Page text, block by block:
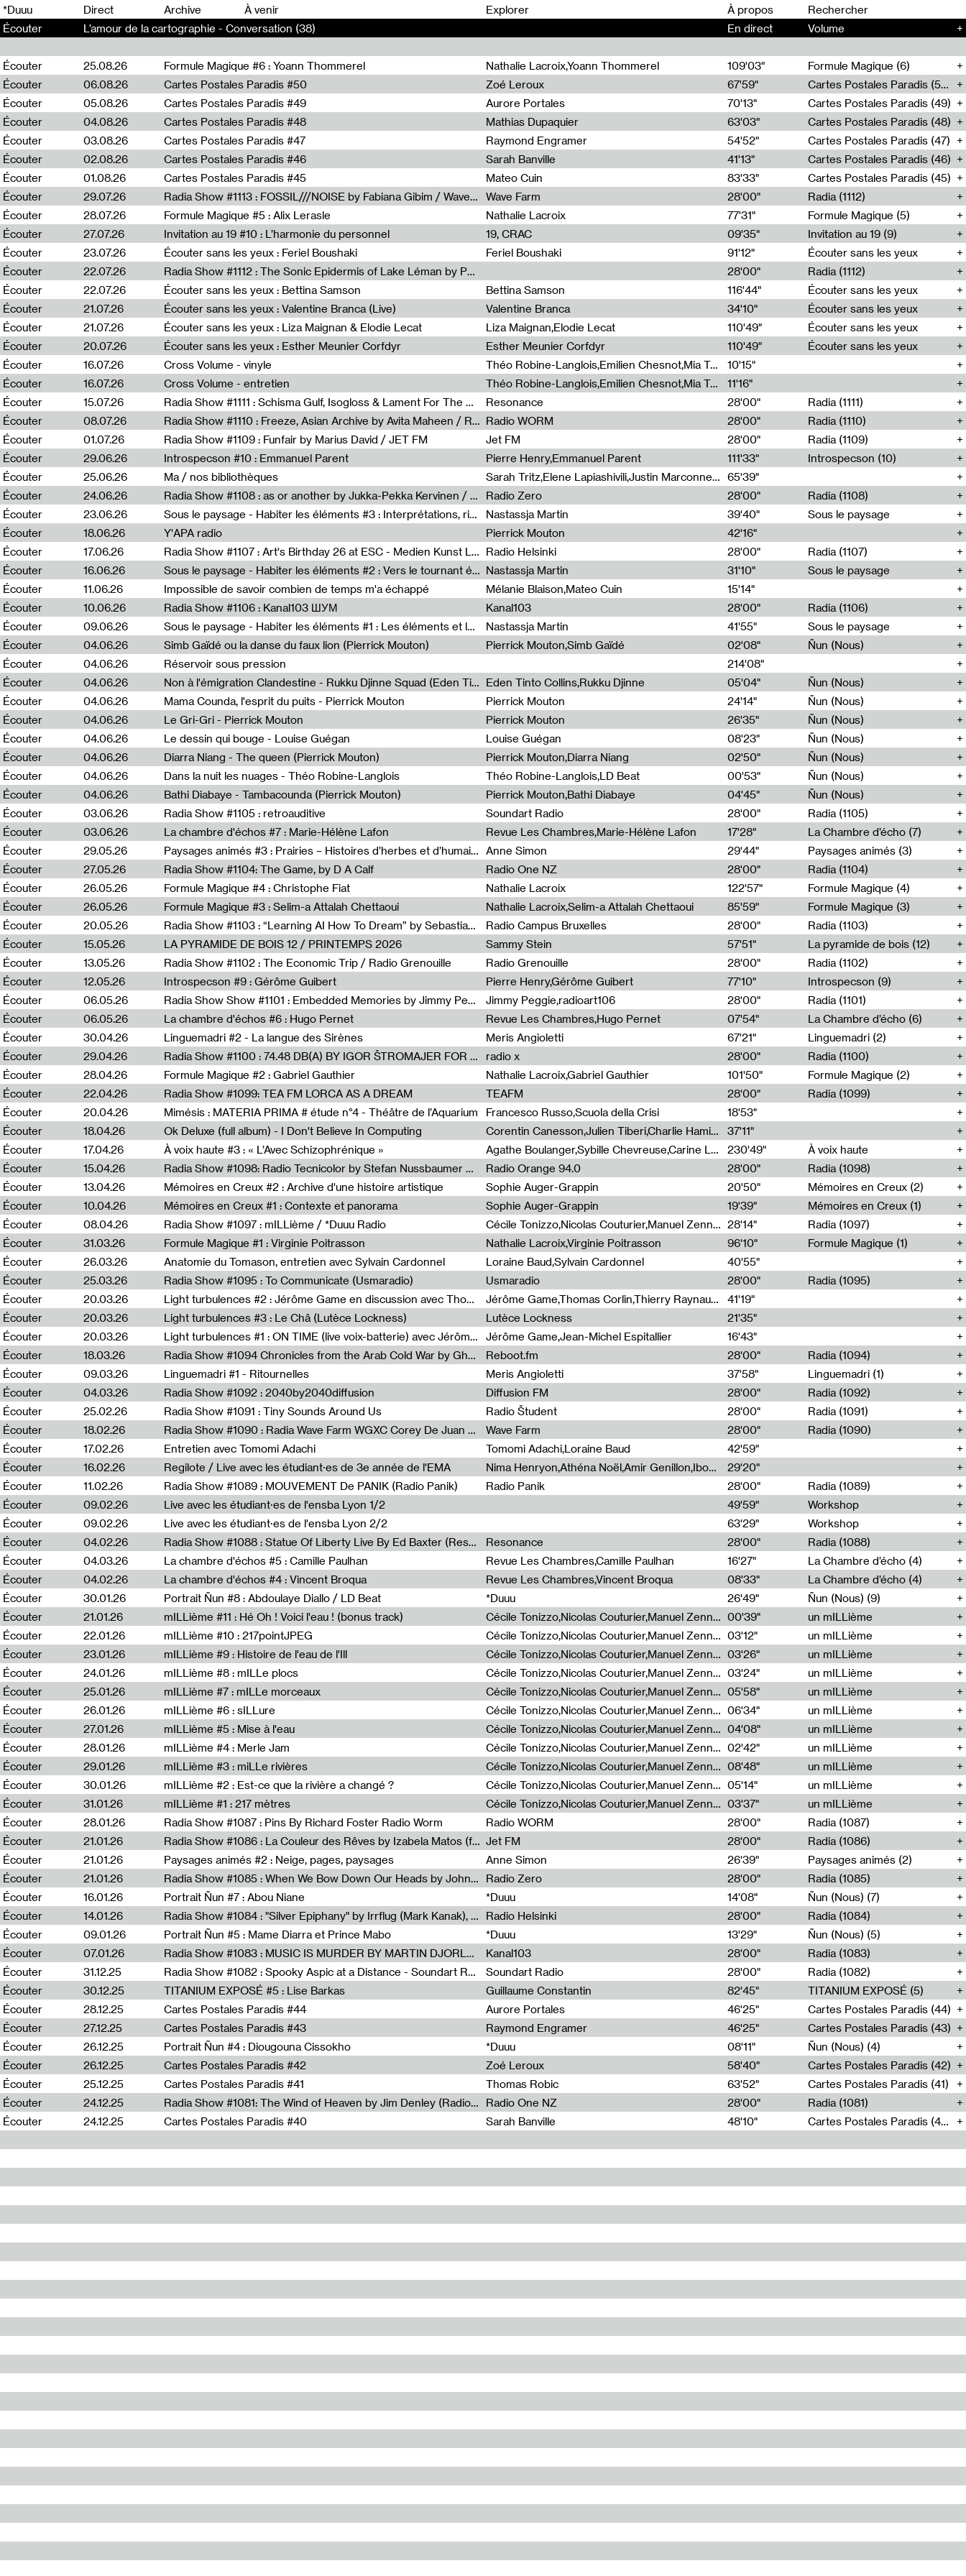
*Duuu Direct Archive À venir Explorer
À propos
Écouter
L’amour de la cartographie - Conversation (38) En direct Volume +
Écouter 25.08.26 Formule Magique #6 : Yoann Thommerel Nathalie Lacroix,Yoann Thommerel 109'03"
Formule Magique (6)
Écouter
06.08.26 Cartes Postales Paradis #50 Zoé Leroux 67'59"
Cartes Postales Paradis (50)
Écouter
05.08.26 Cartes Postales Paradis #49 Aurore Portales 70'13"
Cartes Postales Paradis (49)
Écouter
04.08.26 Cartes Postales Paradis #48 Mathias Dupaquier 63'03"
Cartes Postales Paradis (48)
Écouter
03.08.26 Cartes Postales Paradis #47 Raymond Engramer 54'52"
Cartes Postales Paradis (47)
Écouter
02.08.26 Cartes Postales Paradis #46 Sarah Banville 41'13"
Cartes Postales Paradis (46)
Écouter
01.08.26 Cartes Postales Paradis #45 Mateo Cuin 83'33"
Cartes Postales Paradis (45)
Écouter
29.07.26 Radia Show #1113 : FOSSIL///NOISE by Fabiana Gibim / Wave Farm Wave Farm 28'00"
Radia (1112)
Écouter
28.07.26 Formule Magique #5 : Alix Lerasle Nathalie Lacroix 77'31"
Formule Magique (5)
Écouter
27.07.26 Invitation au 19 #10 : L’harmonie du personnel 19, CRAC 09'35"
Invitation au 19 (9)
Écouter
23.07.26 Écouter sans les yeux : Feriel Boushaki Feriel Boushaki 91'12"
Écouter sans les yeux
Écouter
22.07.26 Radia Show #1112 : The Sonic Epidermis of Lake Léman by Paul Courlet / Guest Slot 28'00"
Radia (1112)
Écouter
22.07.26 Écouter sans les yeux : Bettina Samson Bettina Samson 116'44"
Écouter sans les yeux
Écouter
21.07.26 Écouter sans les yeux : Valentine Branca (Live) Valentine Branca 34'10"
Écouter sans les yeux
Écouter
21.07.26 Écouter sans les yeux : Liza Maignan & Elodie Lecat Liza Maignan,Elodie Lecat 110'49"
Écouter sans les yeux
Écouter
20.07.26 Écouter sans les yeux : Esther Meunier Corfdyr Esther Meunier Corfdyr 110'49"
Écouter sans les yeux
Écouter
16.07.26 Cross Volume - vinyle Théo Robine-Langlois,Emilien Chesnot,Mia Trabalon
10'15"
Écouter
16.07.26 Cross Volume - entretien Théo Robine-Langlois,Emilien Chesnot,Mia Trabalon
11'16"
Écouter
15.07.26 Radia Show #1111 : Schisma Gulf, Isogloss & Lament For The Old Clock By Harvey Young / Resonance Resonance 28'00"
Radia (1111)
Écouter
08.07.26 Radia Show #1110 : Freeze, Asian Archive by Avita Maheen / Radio Worm Radio WORM 28'00"
Radia (1110)
Écouter
01.07.26 Radia Show #1109 : Funfair by Marius David / JET FM Jet FM 28'00"
Radia (1109)
Écouter
29.06.26 Introspecson #10 : Emmanuel Parent Pierre Henry,Emmanuel Parent 111'33"
Introspecson (10)
Écouter
25.06.26 Ma / nos bibliothèques Sarah Tritz,Elene Lapiashivili,Justin Marconnet,Mateo Cuche,Esther Lechevalier,Suzie Lecroart,Romance Castelet
65'39"
Écouter
24.06.26 Radia Show #1108 : as or another by Jukka-Pekka Kervinen / Rádio Zero Radio Zero 28'00"
Radia (1108)
Écouter
23.06.26 Sous le paysage - Habiter les éléments #3 : Interprétations, rituels et symboliques des éléments Nastassja Martin 39'40"
Sous le paysage
Écouter
18.06.26 Y'APA radio Pierrick Mouton
42'16"
Écouter
17.06.26 Radia Show #1107 : Art's Birthday 26 at ESC - Medien Kunst Labor Radio Helsinki 28'00"
Radia (1107)
Écouter
16.06.26 Sous le paysage - Habiter les éléments #2 : Vers le tournant élémentaire Nastassja Martin 31'10"
Sous le paysage
Écouter
11.06.26 Impossible de savoir combien de temps m'a échappé Mélanie Blaison,Mateo Cuin
15'14"
Écouter
10.06.26 Radia Show #1106 : Kanal103 ШУМ Kanal103 28'00"
Radia (1106)
Écouter
09.06.26 Sous le paysage - Habiter les éléments #1 : Les éléments et les débordements du vivant Nastassja Martin 41'55"
Sous le paysage
Écouter
04.06.26 Simb Gaïdé ou la danse du faux lion (Pierrick Mouton) Pierrick Mouton,Simb Gaïdé 02'08"
Ñun (Nous)
Écouter
04.06.26 Réservoir sous pression
214'08"
Écouter
04.06.26 Non à l'émigration Clandestine - Rukku Djinne Squad (Eden Tinto Collins) Eden Tinto Collins,Rukku Djinne 05'04"
Ñun (Nous)
Écouter
04.06.26 Mama Counda, l'esprit du puits - Pierrick Mouton Pierrick Mouton 24'14"
Ñun (Nous)
Écouter
04.06.26 Le Gri-Gri - Pierrick Mouton Pierrick Mouton 26'35"
Ñun (Nous)
Écouter
04.06.26 Le dessin qui bouge - Louise Guégan Louise Guégan 08'23"
Ñun (Nous)
Écouter
04.06.26 Diarra Niang - The queen (Pierrick Mouton) Pierrick Mouton,Diarra Niang 02'50"
Ñun (Nous)
Écouter
04.06.26 Dans la nuit les nuages - Théo Robine-Langlois Théo Robine-Langlois,LD Beat 00'53"
Ñun (Nous)
Écouter
04.06.26 Bathi Diabaye - Tambacounda (Pierrick Mouton) Pierrick Mouton,Bathi Diabaye 04'45"
Ñun (Nous)
Écouter
03.06.26 Radia Show #1105 : retroauditive Soundart Radio 28'00"
Radia (1105)
Écouter
03.06.26 La chambre d'échos #7 : Marie-Hélène Lafon Revue Les Chambres,Marie-Hélène Lafon 17'28"
La Chambre d’écho (7)
Écouter
29.05.26 Paysages animés #3 : Prairies – Histoires d’herbes et d’humains Anne Simon 29'44"
Paysages animés (3)
Écouter
27.05.26 Radia Show #1104: The Game, by D A Calf Radio One NZ 28'00"
Radia (1104)
Écouter
26.05.26 Formule Magique #4 : Christophe Fiat Nathalie Lacroix 122'57"
Formule Magique (4)
Écouter
26.05.26 Formule Magique #3 : Selim-a Attalah Chettaoui Nathalie Lacroix,Selim-a Attalah Chettaoui 85'59"
Formule Magique (3)
Écouter
20.05.26 Radia Show #1103 : “Learning AI How To Dream” by Sebastian Dingens (Radio Campus Bruxelles) Radio Campus Bruxelles 28'00"
Radia (1103)
Écouter
15.05.26 LA PYRAMIDE DE BOIS 12 / PRINTEMPS 2026 Sammy Stein 57'51"
La pyramide de bois (12)
Écouter
13.05.26 Radia Show #1102 : The Economic Trip / Radio Grenouille Radio Grenouille 28'00"
Radia (1102)
Écouter
12.05.26 Introspecson #9 : Gérôme Guibert Pierre Henry,Gérôme Guibert 77'10"
Introspecson (9)
Écouter
06.05.26 Radia Show Show #1101 : Embedded Memories by Jimmy Peggie / radioart106 Jimmy Peggie,radioart106 28'00"
Radia (1101)
Écouter
06.05.26 La chambre d'échos #6 : Hugo Pernet Revue Les Chambres,Hugo Pernet 07'54"
La Chambre d’écho (6)
Écouter
30.04.26 Linguemadri #2 - La langue des Sirènes Meris Angioletti 67'21"
Linguemadri (2)
Écouter
29.04.26 Radia Show #1100 : 74.48 DB(A) BY IGOR ŠTROMAJER FOR RADIO X radio x 28'00"
Radia (1100)
Écouter
28.04.26 Formule Magique #2 : Gabriel Gauthier Nathalie Lacroix,Gabriel Gauthier 101'50"
Formule Magique (2)
Écouter
22.04.26 Radia Show #1099: TEA FM LORCA AS A DREAM TEAFM 28'00"
Radia (1099)
Écouter
20.04.26 Mimésis : MATERIA PRIMA # étude n°4 - Théâtre de l’Aquarium Francesco Russo,Scuola della Crisi
18'53"
Écouter
18.04.26 Ok Deluxe (full album) - I Don't Believe In Computing Corentin Canesson,Julien Tiberi,Charlie Hamish Jeffery
37'11"
Écouter
17.04.26 À voix haute #3 : « L’Avec Schizophrénique » Agathe Boulanger,Sybille Chevreuse,Carine Lendrin,Léna Monnier,Graziela Susin,Camille Zuber 230'49"
À voix haute
Écouter
15.04.26 Radia Show #1098: Radio Tecnicolor by Stefan Nussbaumer & Georg Zichy (Radio Orange 94.0) Radio Orange 94.0 28'00"
Radia (1098)
Écouter
13.04.26 Mémoires en Creux #2 : Archive d'une histoire artistique Sophie Auger-Grappin 20'50"
Mémoires en Creux (2)
Écouter
10.04.26 Mémoires en Creux #1 : Contexte et panorama Sophie Auger-Grappin 19'39"
Mémoires en Creux (1)
Écouter
08.04.26 Radia Show #1097 : mILLième / *Duuu Radio Cécile Tonizzo,Nicolas Couturier,Manuel Zenner,Aquila Lescene,Curtis Coco,Cyril Magnier 28'14"
Radia (1097)
Écouter
31.03.26 Formule Magique #1 : Virginie Poitrasson Nathalie Lacroix,Virginie Poitrasson 96'10"
Formule Magique (1)
Écouter
26.03.26 Anatomie du Tomason, entretien avec Sylvain Cardonnel Loraine Baud,Sylvain Cardonnel
40'55"
Écouter
25.03.26 Radia Show #1095 : To Communicate (Usmaradio) Usmaradio 28'00"
Radia (1095)
Écouter
20.03.26 Light turbulences #2 : Jérôme Game en discussion avec Thomas Corlin Jérôme Game,Thomas Corlin,Thierry Raynaud,Hubert Colas
41'19"
Écouter
20.03.26 Light turbulences #3 : Le Châ (Lutèce Lockness) Lutèce Lockness
21'35"
Écouter
20.03.26 Light turbulences #1 : ON TIME (live voix-batterie) avec Jérôme Game & Jean-Michel Espitallier Jérôme Game,Jean-Michel Espitallier
16'43"
Écouter
18.03.26 Radia Show #1094 Chronicles from the Arab Cold War by Ghazi Barakat Reboot.fm 28'00"
Radia (1094)
Écouter
09.03.26 Linguemadri #1 - Ritournelles Meris Angioletti 37'58"
Linguemadri (1)
Écouter
04.03.26 Radia Show #1092 : 2040by2040diffusion Diffusion FM 28'00"
Radia (1092)
Écouter
25.02.26 Radia Show #1091 : Tiny Sounds Around Us Radio Študent 28'00"
Radia (1091)
Écouter
18.02.26 Radia Show #1090 : Radia Wave Farm WGXC Corey De Juan Sherrard Jr Startalk Wave Farm 28'00"
Radia (1090)
Écouter
17.02.26 Entretien avec Tomomi Adachi Tomomi Adachi,Loraine Baud
42'59"
Écouter
16.02.26 Regilote / Live avec les étudiant·es de 3e année de l'EMA Nima Henryon,Athéna Noël,Amir Genillon,Ibourayane Ahmadi,Manelle Cherrih,Honorine Gibello,John Weeber,Manon Joseph
29'20"
Écouter
11.02.26 Radia Show #1089 : MOUVEMENT De PANIK (Radio Panik) Radio Panik 28'00"
Radia (1089)
Écouter
09.02.26 Live avec les étudiant·es de l'ensba Lyon 1/2 49'59"
Workshop
Écouter
09.02.26 Live avec les étudiant·es de l'ensba Lyon 2/2 63'29"
Workshop
Écouter
04.02.26 Radia Show #1088 : Statue Of Liberty Live By Ed Baxter (Resonance) Resonance 28'00"
Radia (1088)
Écouter
04.03.26 La chambre d'échos #5 : Camille Paulhan Revue Les Chambres,Camille Paulhan 16'27"
La Chambre d’écho (4)
Écouter
04.02.26 La chambre d'échos #4 : Vincent Broqua Revue Les Chambres,Vincent Broqua 08'33"
La Chambre d’écho (4)
Écouter
30.01.26 Portrait Ñun #8 : Abdoulaye Diallo / LD Beat *Duuu 26'49"
Ñun (Nous) (9)
Écouter
21.01.26 mILLième #11 : Hé Oh ! Voici l'eau ! (bonus track) Cécile Tonizzo,Nicolas Couturier,Manuel Zenner,Aquila Lescene,Curtis Coco,Cyril Magnier 00'39"
un mILLième
Écouter
22.01.26 mILLième #10 : 217pointJPEG Cécile Tonizzo,Nicolas Couturier,Manuel Zenner,Aquila Lescene,Curtis Coco,Cyril Magnier 03'12"
un mILLième
Écouter
23.01.26 mILLième #9 : Histoire de l'eau de l'Ill Cécile Tonizzo,Nicolas Couturier,Manuel Zenner,Aquila Lescene,Curtis Coco,Cyril Magnier 03'26"
un mILLième
Écouter
24.01.26 mILLième #8 : mILLe plocs Cécile Tonizzo,Nicolas Couturier,Manuel Zenner,Aquila Lescene,Curtis Coco,Cyril Magnier 03'24"
un mILLième
Écouter
25.01.26 mILLième #7 : mILLe morceaux Cécile Tonizzo,Nicolas Couturier,Manuel Zenner,Aquila Lescene,Curtis Coco,Cyril Magnier 05'58"
un mILLième
Écouter
26.01.26 mILLième #6 : sILLure Cécile Tonizzo,Nicolas Couturier,Manuel Zenner,Aquila Lescene,Curtis Coco,Cyril Magnier 06'34"
un mILLième
Écouter
27.01.26 mILLième #5 : Mise à l'eau Cécile Tonizzo,Nicolas Couturier,Manuel Zenner,Aquila Lescene,Curtis Coco,Cyril Magnier 04'08"
un mILLième
Écouter
28.01.26 mILLième #4 : Merle Jam Cécile Tonizzo,Nicolas Couturier,Manuel Zenner,Aquila Lescene,Curtis Coco,Cyril Magnier 02'42"
un mILLième
Écouter
29.01.26 mILLième #3 : miLLe rivières Cécile Tonizzo,Nicolas Couturier,Manuel Zenner,Aquila Lescene,Curtis Coco,Cyril Magnier 08'48"
un mILLième
Écouter
30.01.26 mILLième #2 : Est-ce que la rivière a changé ? Cécile Tonizzo,Nicolas Couturier,Manuel Zenner,Aquila Lescene,Curtis Coco,Cyril Magnier 05'14"
un mILLième
Écouter
31.01.26 mILLième #1 : 217 mètres Cécile Tonizzo,Nicolas Couturier,Manuel Zenner,Aquila Lescene,Curtis Coco,Cyril Magnier 03'37"
un mILLième
Écouter
28.01.26 Radia Show #1087 : Pins By Richard Foster Radio Worm Radio WORM 28'00"
Radia (1087)
Écouter
21.01.26 Radia Show #1086 : La Couleur des Rêves by Izabela Matos (for Jet FM) Jet FM 28'00"
Radia (1086)
Écouter
21.01.26 Paysages animés #2 : Neige, pages, paysages Anne Simon 26'39"
Paysages animés (2)
Écouter
21.01.26 Radia Show #1085 : When We Bow Down Our Heads by John Roach (Radia edit, Rádio Zero) Radio Zero 28'00"
Radia (1085)
Écouter
16.01.26 Portrait Ñun #7 : Abou Niane *Duuu 14'08"
Ñun (Nous) (7)
Écouter
14.01.26 Radia Show #1084 : "Silver Epiphany" by Irrflug (Mark Kanak), featuring Jarboe and Blixa Bargeld (for Radio Helsinki) Radio Helsinki 28'00"
Radia (1084)
Écouter
09.01.26 Portrait Ñun #5 : Mame Diarra et Prince Mabo *Duuu 13'29"
Ñun (Nous) (5)
Écouter
07.01.26 Radia Show #1083 : MUSIC IS MURDER BY MARTIN DJORLEV (KANAL103) Kanal103 28'00"
Radia (1083)
Écouter
31.12.25 Radia Show #1082 : Spooky Aspic at a Distance - Soundart Radio Soundart Radio 28'00"
Radia (1082)
Écouter
30.12.25 TITANIUM EXPOSÉ #5 : Lise Barkas Guillaume Constantin 82'45"
TITANIUM EXPOSÉ (5)
Écouter
28.12.25 Cartes Postales Paradis #44 Aurore Portales 46'25"
Cartes Postales Paradis (44)
Écouter
27.12.25 Cartes Postales Paradis #43 Raymond Engramer 46'25"
Cartes Postales Paradis (43)
Écouter
26.12.25 Portrait Ñun #4 : Diougouna Cissokho *Duuu 08'11"
Ñun (Nous) (4)
Écouter
26.12.25 Cartes Postales Paradis #42 Zoé Leroux 58'40"
Cartes Postales Paradis (42)
Écouter
25.12.25 Cartes Postales Paradis #41 Thomas Robic 63'52"
Cartes Postales Paradis (41)
Écouter
24.12.25 Radia Show #1081: The Wind of Heaven by Jim Denley (Radio One 91 FM) Radio One NZ 28'00"
Radia (1081)
Écouter
24.12.25 Cartes Postales Paradis #40 Sarah Banville 48'10" Cartes Postales Paradis (40)
00 00
00 00